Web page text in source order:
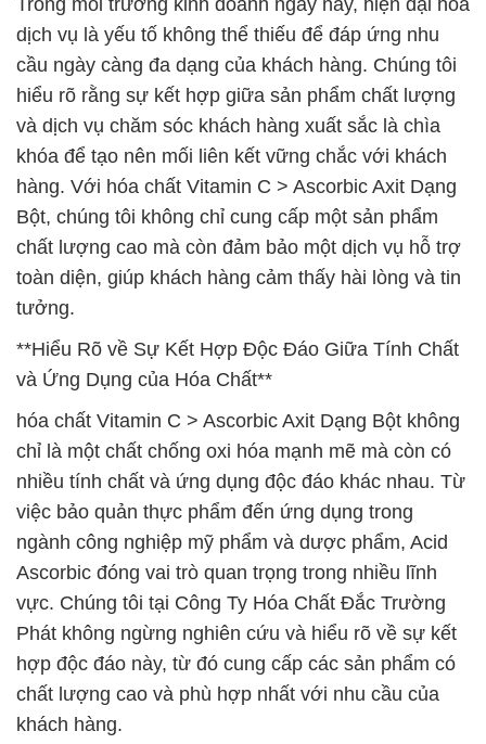
Trong môi trường kinh doanh ngày nay, hiện đại hóa
dịch vụ là yếu tố không thể thiếu để đáp ứng nhu
cầu ngày càng đa dạng của khách hàng. Chúng tôi
hiểu rõ rằng sự kết hợp giữa sản phẩm chất lượng
và dịch vụ chăm sóc khách hàng xuất sắc là chìa
khóa để tạo nên mối liên kết vững chắc với khách
hàng. Với hóa chất Vitamin C > Ascorbic Axit Dạng
Bột, chúng tôi không chỉ cung cấp một sản phẩm
chất lượng cao mà còn đảm bảo một dịch vụ hỗ trợ
toàn diện, giúp khách hàng cảm thấy hài lòng và tin
tưởng.
**Hiểu Rõ về Sự Kết Hợp Độc Đáo Giữa Tính Chất
và Ứng Dụng của Hóa Chất**
hóa chất Vitamin C > Ascorbic Axit Dạng Bột không
chỉ là một chất chống oxi hóa mạnh mẽ mà còn có
nhiều tính chất và ứng dụng độc đáo khác nhau. Từ
việc bảo quản thực phẩm đến ứng dụng trong
ngành công nghiệp mỹ phẩm và dược phẩm, Acid
Ascorbic đóng vai trò quan trọng trong nhiều lĩnh
vực. Chúng tôi tại Công Ty Hóa Chất Đắc Trường
Phát không ngừng nghiên cứu và hiểu rõ về sự kết
hợp độc đáo này, từ đó cung cấp các sản phẩm có
chất lượng cao và phù hợp nhất với nhu cầu của
khách hàng.